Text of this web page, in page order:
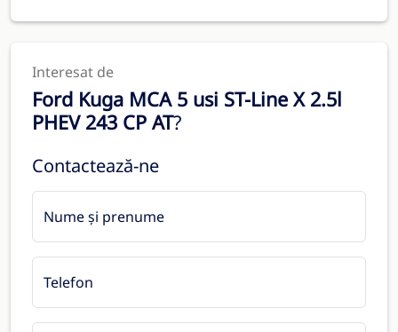
Interesat de
Ford Kuga MCA 5 usi ST-Line X 2.5l
PHEV 243 CP AT?
Contactează-ne
Nume și prenume
Telefon